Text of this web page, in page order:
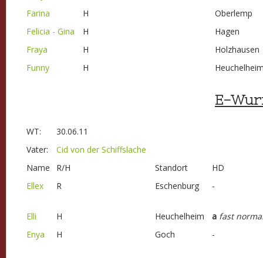
Farina
H
Oberlemp
Felicia - Gina
H
Hagen
Fraya
H
Holzhausen
Funny
H
E-
WT:
30.06.11
Vater:
Cid von der Schiffslache
Name
R/H Standort
HD
Ellex
R Eschenburg -
Elli H Heuchelheim a fast
Enya
H Goch -